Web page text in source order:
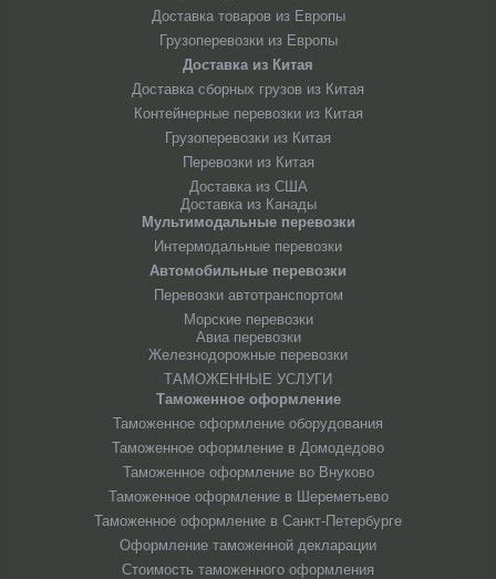
Доставка товаров из Европы
Грузоперевозки из Европы
Доставка из Китая
Доставка сборных грузов из Китая
Контейнерные перевозки из Китая
Грузоперевозки из Китая
Перевозки из Китая
Доставка из США
Доставка из Канады
Мультимодальные перевозки
Интермодальные перевозки
Автомобильные перевозки
Перевозки автотранспортом
Морские перевозки
Авиа перевозки
Железнодорожные перевозки
ТАМОЖЕННЫЕ УСЛУГИ
Таможенное оформление
Таможенное оформление оборудования
Таможенное оформление в Домодедово
Таможенное оформление во Внуково
Таможенное оформление в Шереметьево
Таможенное оформление в Санкт-Петербурге
Оформление таможенной декларации
Стоимость таможенного оформления